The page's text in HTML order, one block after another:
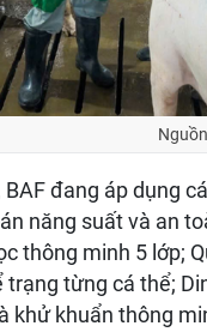
đang áp dụng
năng suất và an
thông minh 5 lớp;
từng cá thể;
khử khuẩn thông